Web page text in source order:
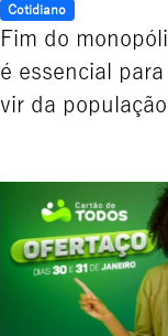
Cotidiano
Fim do
é essencial
vir da população